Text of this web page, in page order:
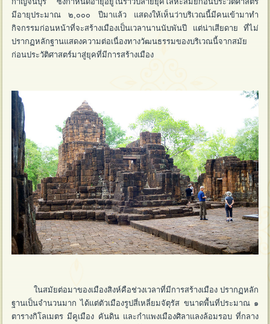
มีอายุประมาณ ๒,๐๐๐ ปีมาแล้ว แสดงให้เห็นว่าบริเวณนี้มีคนเข้ามาทำ
กิจกรรมก่อนหน้าที่จะสร้างเมืองเป็นเวลานานนับพันปี แต่น่าเสียดาย ที่ไม่
ปรากฏหลักฐานแสดงความต่อเนื่องทางวัฒนธรรมของบริเวณนี้จากสมัย
ก่อนประวัติศาสตร์มาสู่ยุคที่มีการสร้างเมือง
ในสมัยต่อมาของเมืองสิงห์คือช่วงเวลาที่มีการสร้างเมือง ปรากฏหลัก
ฐานเป็นจำนวนมาก ได้แต่ตัวเมืองรูปสี่เหลี่ยมจัตุรัส ขนาดพื้นที่ประมาณ ๑
ตารางกิโลเมตร มีคูเมือง คันดิน และกำแพงเมืองศิลาแลงล้อมรอบ ที่กลาง